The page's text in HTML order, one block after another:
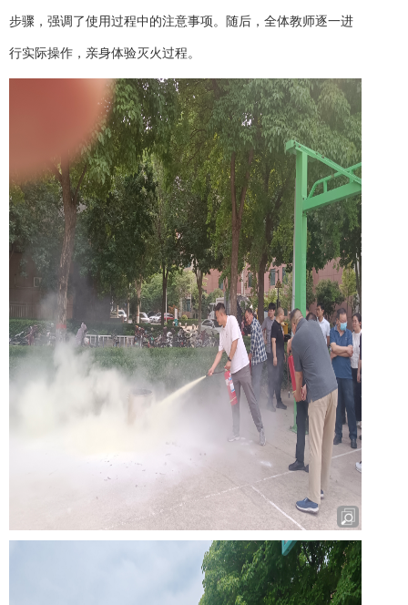
步骤，强调了使用过程中的注意事项。随后，全体教师逐一进
行实际操作，亲身体验灭火过程。